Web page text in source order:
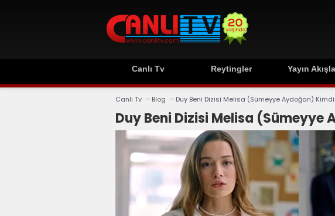
Canlı Tv Reytingler Yayın
Canlı Tv ›› Blog ›› Duy Beni Dizisi Melisa (Sümeyye Aydoğan)
Duy Beni Dizisi Melisa (Sümeyye